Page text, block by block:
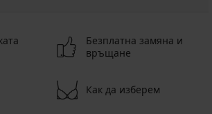
Безплатна замяна и
връщане
Как да изберем